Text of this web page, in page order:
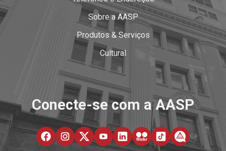
Sobre a AASP
Produtos & Serviços
Cultural
Conecte-se com a AASP